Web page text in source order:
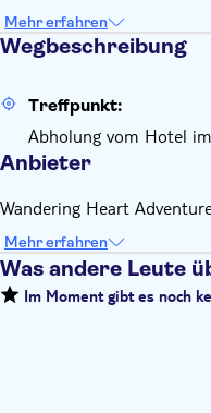
Mehr erfahren
Wegbeschreibung
Treffpunkt:
Abholung vom Hotel
Anbieter
Wandering Heart
Mehr erfahren
Was andere Leute
Im Moment gibt es noch